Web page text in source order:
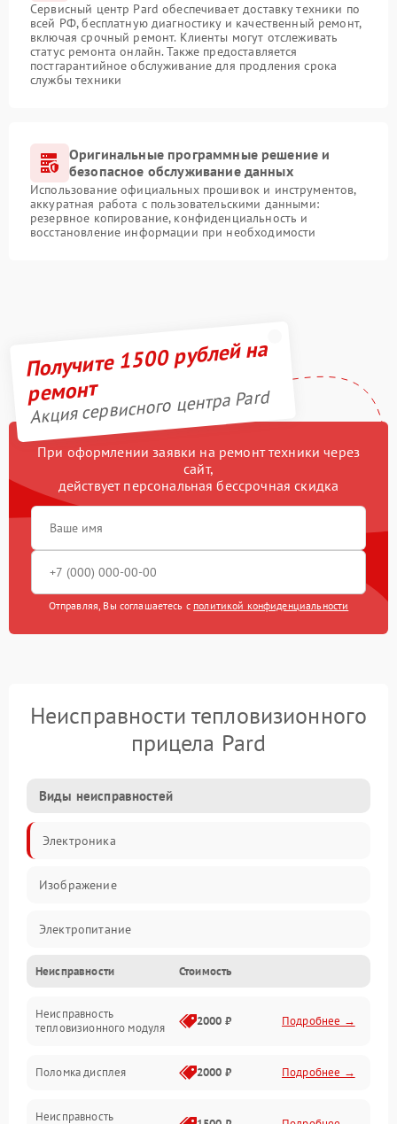
Сервисный центр Pard обеспечивает доставку техники по
всей РФ, бесплатную диагностику и качественный ремонт,
включая срочный ремонт. Клиенты могут отслеживать
статус ремонта онлайн. Также предоставляется
постгарантийное обслуживание для продления срока
службы техники
Оригинальные программные решение и
безопасное обслуживание данных
Использование официальных прошивок и инструментов,
аккуратная работа с пользовательскими данными:
резервное копирование, конфиденциальность и
восстановление информации при необходимости
Получите 1500 рублей на
ремонт
Акция сервисного центра Pard
При оформлении заявки на ремонт техники через
сайт,
действует персональная бессрочная скидка
Отправляя, Вы соглашаетесь с политикой конфиденциальности
Неисправности тепловизионного
прицела Pard
Виды неисправностей
Электроника
Изображение
Электропитание
Измерения
Матрица
Неисправности Стоимость
Неисправность
тепловизионного модуля
2000 ₽ Подробнее →
Поломка дисплея 2000 ₽ Подробнее →
Неисправность